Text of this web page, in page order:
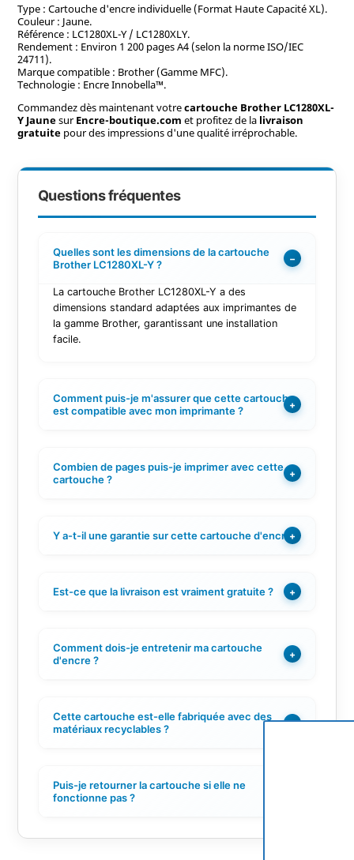
Type : Cartouche d'encre individuelle (Format Haute Capacité XL).
Couleur : Jaune.
Référence : LC1280XL-Y / LC1280XLY.
Rendement : Environ 1 200 pages A4 (selon la norme ISO/IEC
24711).
Marque compatible : Brother (Gamme MFC).
Technologie : Encre Innobella™.
Commandez dès maintenant votrecartouche Brother LC1280XL-
Y JaunesurEncre-boutique.com et profitez de la livraison
gratuitepour des impressions d'une qualité irréprochable.
Questions fréquentes
Quelles sont les dimensions de la cartouche
Brother LC1280XL-Y ?
−
La cartouche Brother LC1280XL-Y a des
dimensions standard adaptées aux imprimantes de
la gamme Brother, garantissant une installation
facile.
Comment puis-je m'assurer que cette cartouche
est compatible avec mon imprimante ?
+
Combien de pages puis-je imprimer avec cette
cartouche ?
+
Y a-t-il une garantie sur cette cartouche d'encre ?
+
Est-ce que la livraison est vraiment gratuite ? +
Comment dois-je entretenir ma cartouche
d'encre ?
+
Cette cartouche est-elle fabriquée avec des
matériaux recyclables ?
+
Puis-je retourner la cartouche si elle ne
fonctionne pas ?